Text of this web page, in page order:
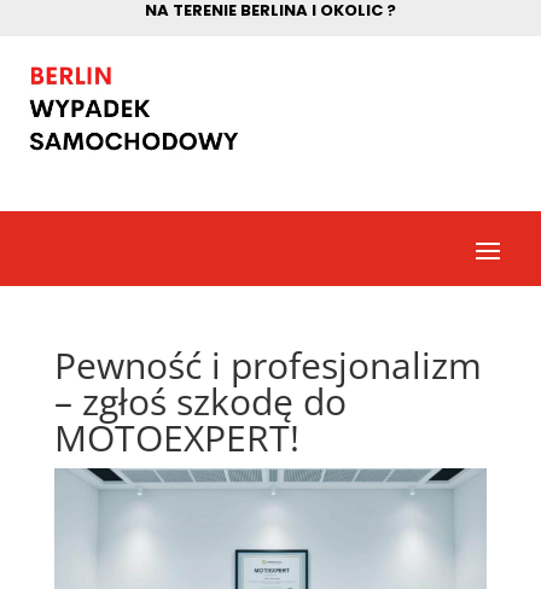
NA TERENIE BERLINA I OKOLIC ?
Pewność i profesjonalizm
– zgłoś szkodę do
MOTOEXPERT!